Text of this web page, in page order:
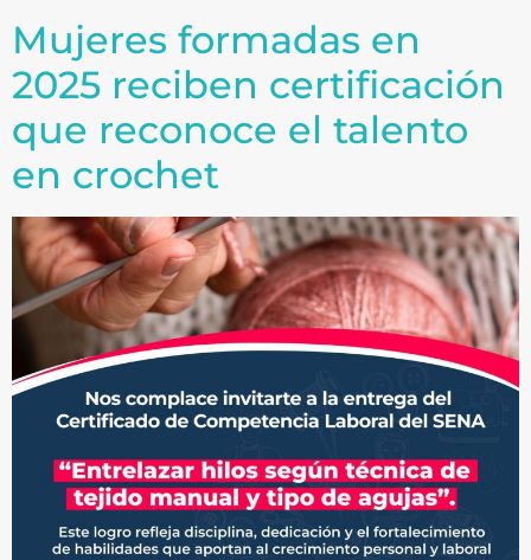
Mujeres formadas en
2025 reciben certificación
que reconoce el talento
en crochet